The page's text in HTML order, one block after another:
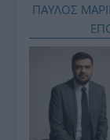
ΠΑΥΛΟΣ